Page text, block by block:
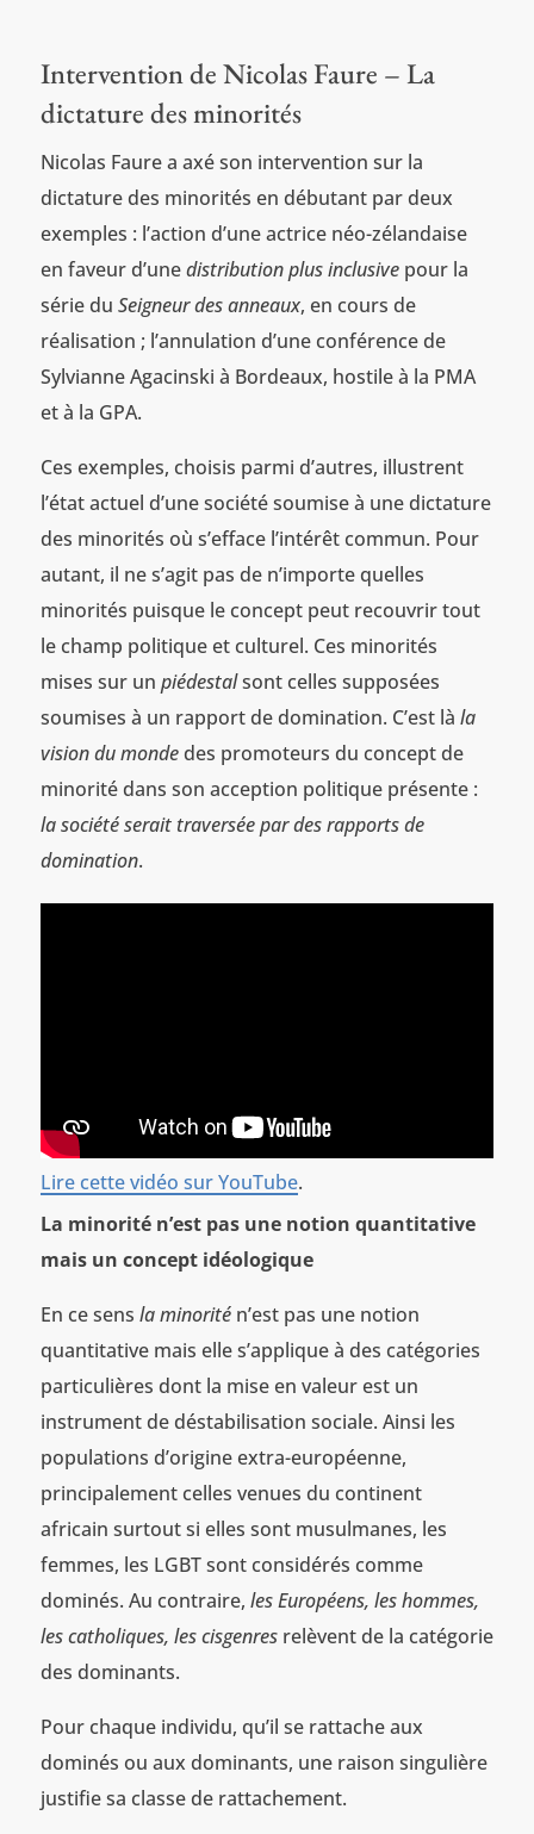
Intervention de Nicolas Faure – La
dictature des minorités
Nicolas Faure a axé son intervention sur la
dictature des minorités en débutant par deux
exemples : l’action d’une actrice néo-zélandaise
en faveur d’unedistribution plus inclusivepour la
série du Seigneur des anneaux, en cours de
réalisation ; l’annulation d’une conférence de
Sylvianne Agacinski à Bordeaux, hostile à la PMA
et à la GPA.
Ces exemples, choisis parmi d’autres, illustrent
l’état actuel d’une société soumise à une dictature
des minorités où s’efface l’intérêt commun. Pour
autant, il ne s’agit pas de n’importe quelles
minorités puisque le concept peut recouvrir tout
le champ politique et culturel. Ces minorités
mises sur un piédestalsont celles supposées
soumises à un rapport de domination. C’est là la
vision du mondedes promoteurs du concept de
minorité dans son acception politique présente :
la société serait traversée par des rapports de
domination.
Lire cette vidéo sur YouTube.
La minorité n’est pas une notion quantitative
mais un concept idéologique
En ce sens la minoritén’est pas une notion
quantitative mais elle s’applique à des catégories
particulières dont la mise en valeur est un
instrument de déstabilisation sociale. Ainsi les
populations d’origine extra-européenne,
principalement celles venues du continent
africain surtout si elles sont musulmanes, les
femmes, les LGBT sont considérés comme
dominés. Au contraire, les Européens, les hommes,
les catholiques, les cisgenres relèvent de la catégorie
des dominants.
Pour chaque individu, qu’il se rattache aux
dominés ou aux dominants, une raison singulière
justifie sa classe de rattachement.